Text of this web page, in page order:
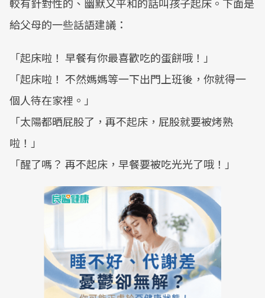
給父母的一些話語建議：
「起床啦！ 早餐有你最喜歡吃的蛋餅哦！」
「起床啦！ 不然媽媽等一下出門上班後，你就得一
個人待在家裡。」
「太陽都晒屁股了，再不起床，屁股就要被烤熟
啦！」
「醒了嗎？ 再不起床，早餐要被吃光光了哦！」